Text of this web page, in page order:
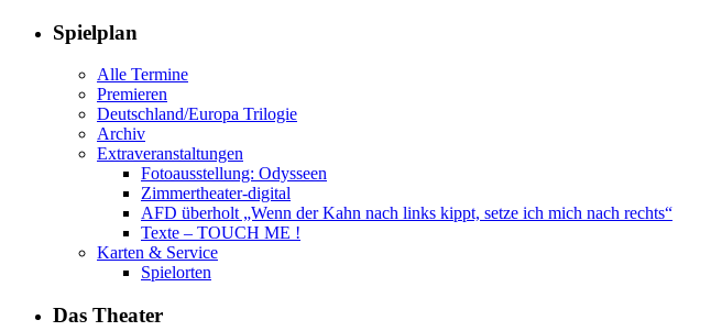
Spielplan
Alle Termine
Premieren
Deutschland/Europa Trilogie
Archiv
Extraveranstaltungen
Fotoausstellung: Odysseen
Zimmertheater-digital
AFD überholt „Wenn der Kahn nach links kippt, setze ich mich nach rechts“
Texte – TOUCH ME !
Karten & Service
Spielorten
Das Theater